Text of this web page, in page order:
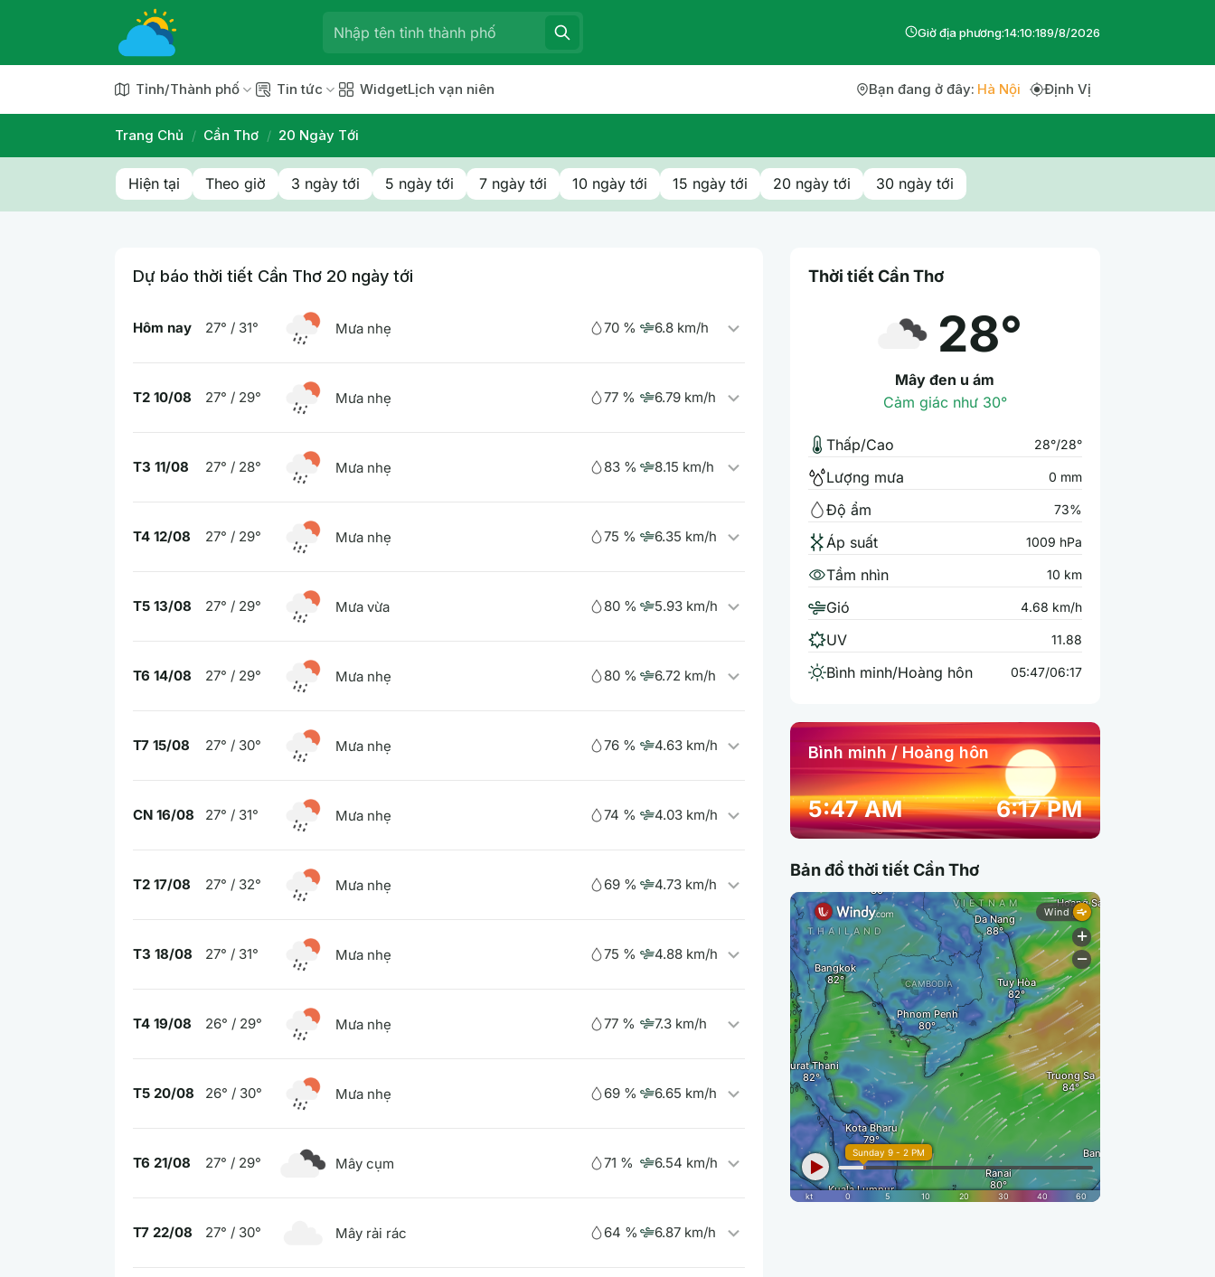
Giờ địa phương:14:10:199/8/2026
Tỉnh/Thành phố Tin tức WidgetLịch vạn niên Bạn đang ở đây: Hà Nội Định Vị
Trang Chủ / Cần Thơ / 20 Ngày Tới
Hiện tại Theo giờ 3 ngày tới 5 ngày tới 7 ngày tới 10 ngày tới 15 ngày tới 20 ngày tới 30 ngày tới
Dự báo thời tiết Cần Thơ 20 ngày tới
Hôm nay 27° / 31° Mưa nhẹ 70 % 6.8 km/h
T2 10/08 27° / 29° Mưa nhẹ 77 % 6.79 km/h
T3 11/08 27° / 28° Mưa nhẹ 83 % 8.15 km/h
T4 12/08 27° / 29° Mưa nhẹ 75 % 6.35 km/h
T5 13/08 27° / 29° Mưa vừa 80 % 5.93 km/h
T6 14/08 27° / 29° Mưa nhẹ 80 % 6.72 km/h
T7 15/08 27° / 30° Mưa nhẹ 76 % 4.63 km/h
CN 16/08 27° / 31° Mưa nhẹ 74 % 4.03 km/h
T2 17/08 27° / 32° Mưa nhẹ 69 % 4.73 km/h
T3 18/08 27° / 31° Mưa nhẹ 75 % 4.88 km/h
T4 19/08 26° / 29° Mưa nhẹ 77 % 7.3 km/h
T5 20/08 26° / 30° Mưa nhẹ 69 % 6.65 km/h
T6 21/08 27° / 29° Mây cụm 71 % 6.54 km/h
T7 22/08 27° / 30° Mây rải rác 64 % 6.87 km/h
Thời tiết Cần Thơ
28°
Mây đen u ám
Cảm giác như 30°
Thấp/Cao 28°/28°
Lượng mưa 0 mm
Độ ẩm 73%
Áp suất 1009 hPa
Tầm nhìn 10 km
Gió 4.68 km/h
UV 11.88
Bình minh/Hoàng hôn 05:47/06:17
Bình minh / Hoàng hôn
5:47 AM 6:17 PM
Bản đồ thời tiết Cần Thơ